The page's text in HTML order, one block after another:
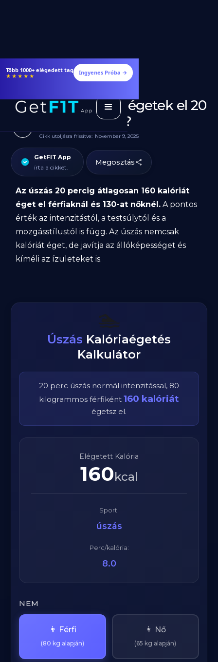
Több 1000+ elégedett tag
★★★★★ Ingyenes Próba →
Hány kalóriát égetek el 20
perc úszással?
Cikk utoljásra frissítve: November 9, 2025
GetFIT App
írta a cikket.
Megosztás
Az úszás 20 percig átlagosan 160 kalóriát
éget el férfiaknál és 130-at nőknél. A pontos
érték az intenzitástól, a testsúlytól és a
mozgásstílustól is függ. Az úszás nemcsak
kalóriát éget, de javítja az állóképességet és
kíméli az ízületeket is.
🏊
Úszás Kalóriaégetés
Kalkulátor
20 perc úszás normál intenzitással, 80
kilogrammos férfiként 160 kalóriát
égetsz el.
Elégetett Kalória
160kcal
Sport:
úszás
Perc/kalória:
8.0
NEM
👨 Férfi
(80 kg alapján)
👩 Nő
(65 kg alapján)